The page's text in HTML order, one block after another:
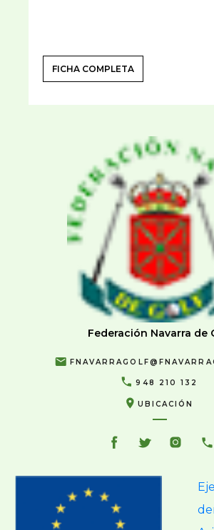
FICHA COMPLETA
Federación Navarra de
948 210 132
UBICACIÓN